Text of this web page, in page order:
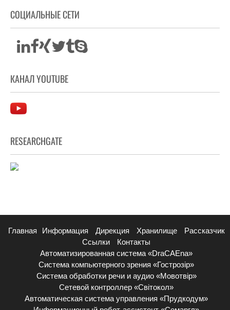
СОЦИАЛЬНЫЕ СЕТИ
КАНАЛ YOUTUBE
RESEARCHGATE
Главная Информация Дирекция Хранилище
Рассказчик
Ссылки
Контакты
Автоматизированная система «DraCAEna»
Система компьютерного зрения «Гострозір»
Система обработки речи и аудио «Мовотвір»
Сетевой контроллер «Світокол»
Автоматическая система управления «Прудкодум»